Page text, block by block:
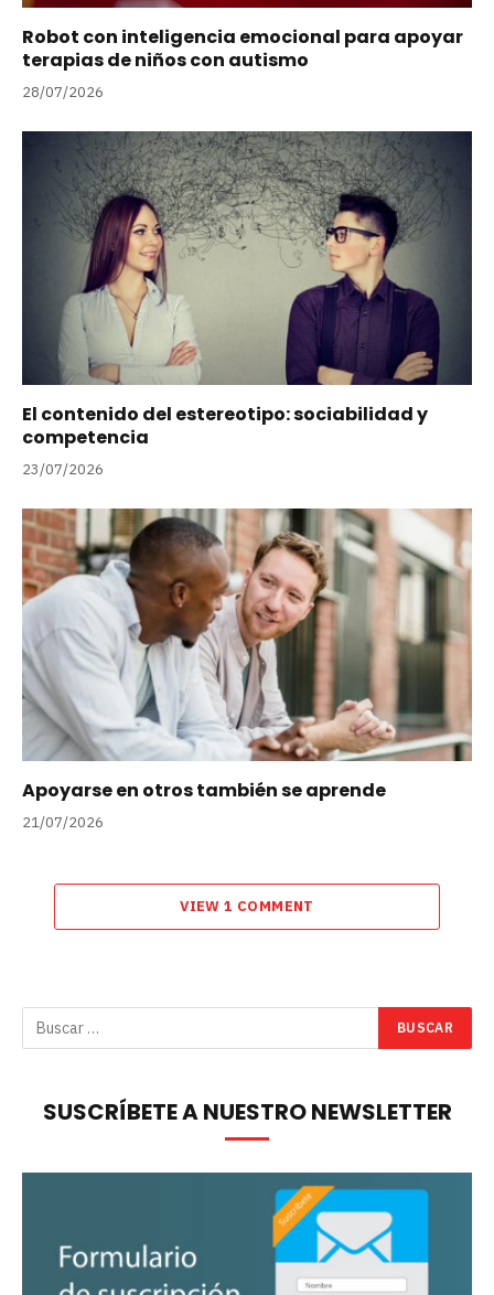
Robot con inteligencia emocional para apoyar
terapias de niños con autismo
28/07/2026
El contenido del estereotipo: sociabilidad y
competencia
23/07/2026
Apoyarse en otros también se aprende
21/07/2026
VIEW 1 COMMENT
SUSCRÍBETE A NUESTRO NEWSLETTER